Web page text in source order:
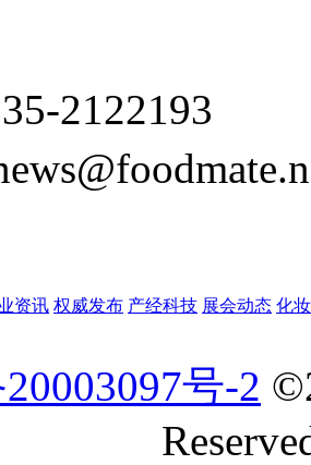
2122193
资讯 权威发布 产经科技 展会动态 化
号-2